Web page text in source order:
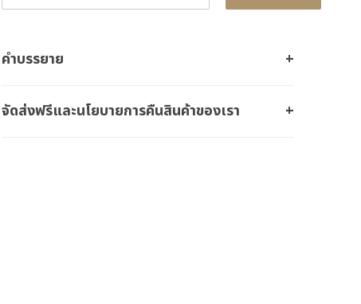
คำบรรยาย
จัดส่งฟรีและนโยบายการคืนสินค้าของเรา